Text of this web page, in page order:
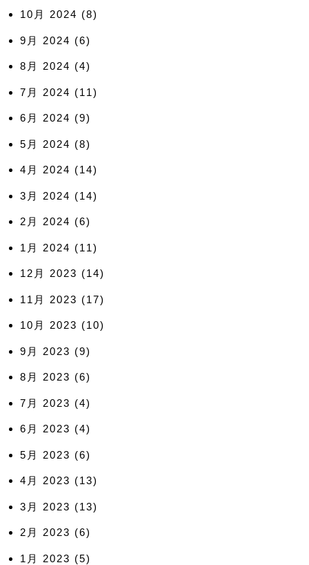
10月 2024 (8)
9月 2024 (6)
8月 2024 (4)
7月 2024 (11)
6月 2024 (9)
5月 2024 (8)
4月 2024 (14)
3月 2024 (14)
2月 2024 (6)
1月 2024 (11)
12月 2023 (14)
11月 2023 (17)
10月 2023 (10)
9月 2023 (9)
8月 2023 (6)
7月 2023 (4)
6月 2023 (4)
5月 2023 (6)
4月 2023 (13)
3月 2023 (13)
2月 2023 (6)
1月 2023 (5)